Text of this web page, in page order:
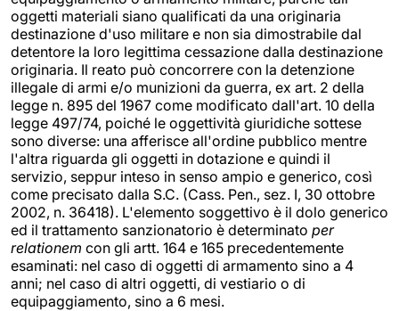
oggetti materiali siano qualificati da una originaria
destinazione d'uso militare e non sia dimostrabile dal
detentore la loro legittima cessazione dalla destinazione
originaria. Il reato può concorrere con la detenzione
illegale di armi e/o munizioni da guerra, ex art. 2 della
legge n. 895 del 1967 come modificato dall'art. 10 della
legge 497/74, poiché le oggettività giuridiche sottese
sono diverse: una afferisce all'ordine pubblico mentre
l'altra riguarda gli oggetti in dotazione e quindi il
servizio, seppur inteso in senso ampio e generico, così
come precisato dalla S.C. (Cass. Pen., sez. I, 30 ottobre
2002, n. 36418). L'elemento soggettivo è il dolo generico
ed il trattamento sanzionatorio è determinato per
relationem con gli artt. 164 e 165 precedentemente
esaminati: nel caso di oggetti di armamento sino a 4
anni; nel caso di altri oggetti, di vestiario o di
equipaggiamento, sino a 6 mesi.